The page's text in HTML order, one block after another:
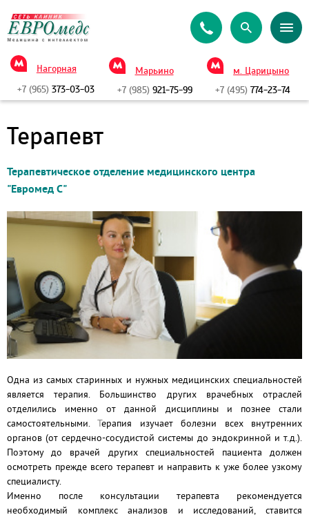
Нагорная
+7 (965) 373-03-03
Марьино
+7 (985)921-75-99
м. Царицыно
+7 (495) 774-23-74
Терапевт
Терапевтическое отделение медицинского центра
"Евромед С"
Одна из самых старинных и нужных медицинских специальностей
является терапия. Большинство других врачебных отраслей
отделились именно от данной дисциплины и познее стали
самостоятельными.Терапия изучает болезни всех внутренних
органов (от сердечно-сосудистой системы до эндокринной и т.д.).
Поэтому до врачей других специальностей пациента должен
осмотреть прежде всего терапевт и направить к уже более узкому
специалисту.
Именно после консультации терапевта рекомендуется
необходимый комплекс анализов и исследований, ставится